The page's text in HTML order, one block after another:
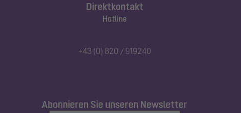
Direktkontakt
Hotline
+43 (0) 820 / 919240
Abonnieren Sie unseren Newsletter